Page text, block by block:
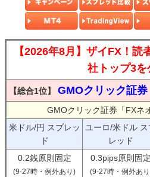
【2026年8月】ザイFX！
社トップ3を
【総合1位】 GMOクリック証券
GMOクリック証券「FXネ
米ドル/円 スプレッ
ド
ユーロ/米ドル ス
レッド
0.2銭原則固定
(9-27時・例外あり)
0.3pips原則固定
(9-27時・例外あ